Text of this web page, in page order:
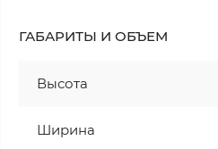
ГАБАРИТЫ И ОБЪЕМ
Высота
Ширина